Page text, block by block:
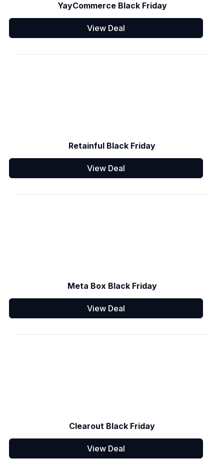
YayCommerce Black Friday
View Deal
Retainful Black Friday
View Deal
Meta Box Black Friday
View Deal
Clearout Black Friday
View Deal